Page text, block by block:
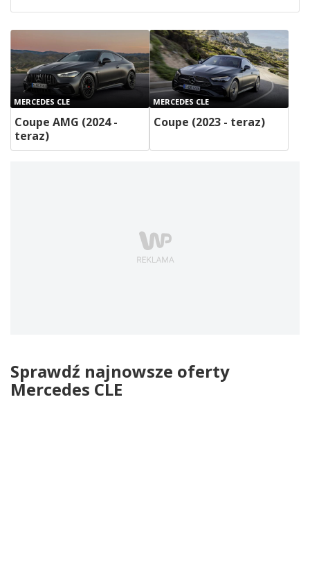
MERCEDES CLE
Coupe AMG (2024 -
teraz)
MERCEDES CLE
Coupe (2023 - teraz)
Sprawdź najnowsze oferty
Mercedes CLE